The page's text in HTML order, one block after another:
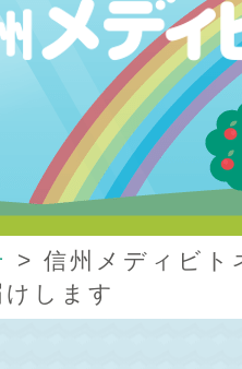
> 信州メディビト
します